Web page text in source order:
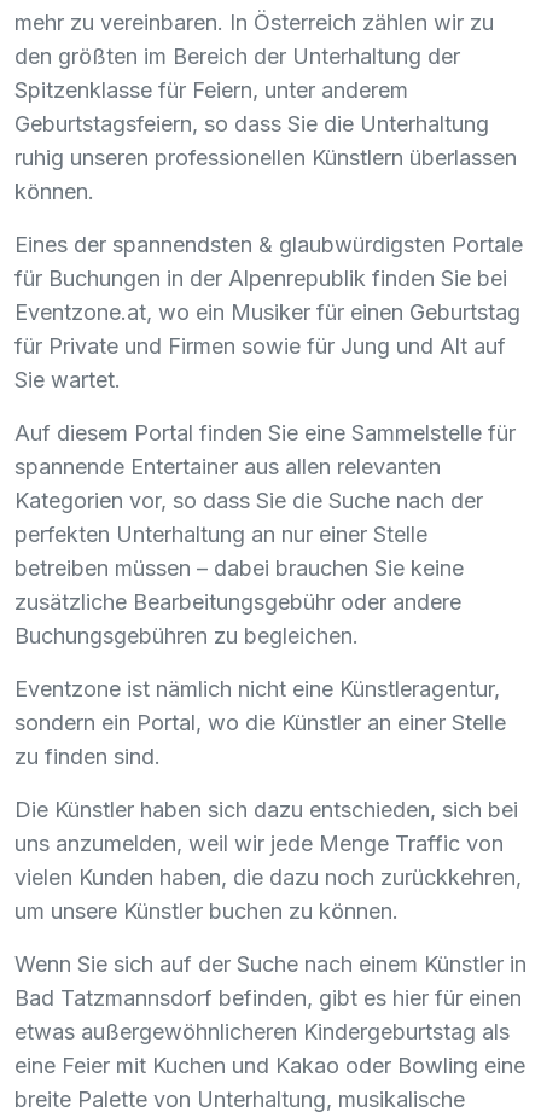
mehr zu vereinbaren. In Österreich zählen wir zu
den größten im Bereich der Unterhaltung der
Spitzenklasse für Feiern, unter anderem
Geburtstagsfeiern, so dass Sie die Unterhaltung
ruhig unseren professionellen Künstlern überlassen
können.
Eines der spannendsten & glaubwürdigsten Portale
für Buchungen in der Alpenrepublik finden Sie bei
Eventzone.at, wo ein Musiker für einen Geburtstag
für Private und Firmen sowie für Jung und Alt auf
Sie wartet.
Auf diesem Portal finden Sie eine Sammelstelle für
spannende Entertainer aus allen relevanten
Kategorien vor, so dass Sie die Suche nach der
perfekten Unterhaltung an nur einer Stelle
betreiben müssen – dabei brauchen Sie keine
zusätzliche Bearbeitungsgebühr oder andere
Buchungsgebühren zu begleichen.
Eventzone ist nämlich nicht eine Künstleragentur,
sondern ein Portal, wo die Künstler an einer Stelle
zu finden sind.
Die Künstler haben sich dazu entschieden, sich bei
uns anzumelden, weil wir jede Menge Traffic von
vielen Kunden haben, die dazu noch zurückkehren,
um unsere Künstler buchen zu können.
Wenn Sie sich auf der Suche nach einem Künstler in
Bad Tatzmannsdorf befinden, gibt es hier für einen
etwas außergewöhnlicheren Kindergeburtstag als
eine Feier mit Kuchen und Kakao oder Bowling eine
breite Palette von Unterhaltung, musikalische